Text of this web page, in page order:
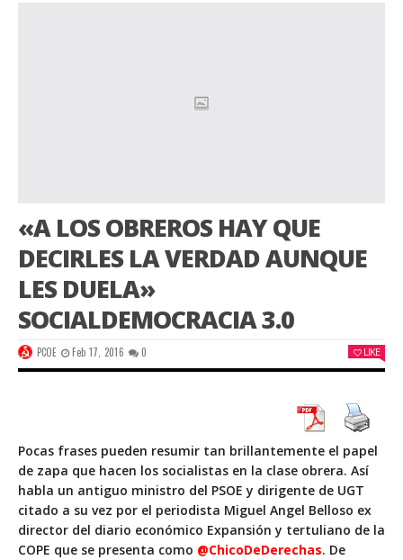
«A LOS OBREROS HAY QUE
DECIRLES LA VERDAD AUNQUE
LES DUELA»
SOCIALDEMOCRACIA 3.0
PCOE Feb 17, 2016 0 LIKE
Pocas frases pueden resumir tan brillantemente el papel
de zapa que hacen los socialistas en la clase obrera. Así
habla un antiguo ministro del PSOE y dirigente de UGT
citado a su vez por el periodista Miguel Angel Belloso ex
director del diario económico Expansión y tertuliano de la
COPE que se presenta como @ChicoDeDerechas. De